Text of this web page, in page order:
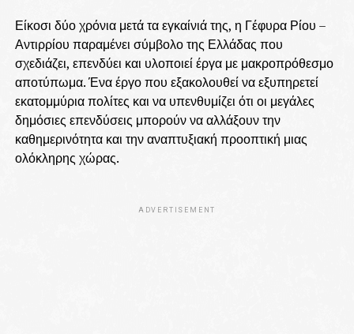
Είκοσι δύο χρόνια μετά τα εγκαίνιά της, η Γέφυρα Ρίου –
Αντιρρίου παραμένει σύμβολο της Ελλάδας που
σχεδιάζει, επενδύει και υλοποιεί έργα με μακροπρόθεσμο
αποτύπωμα. Ένα έργο που εξακολουθεί να εξυπηρετεί
εκατομμύρια πολίτες και να υπενθυμίζει ότι οι μεγάλες
δημόσιες επενδύσεις μπορούν να αλλάξουν την
καθημερινότητα και την αναπτυξιακή προοπτική μιας
ολόκληρης χώρας.
ADVERTISEMENT